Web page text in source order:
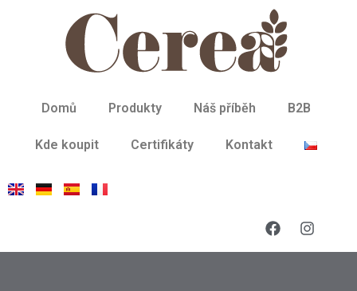
Domů Produkty Náš příběh B2B
Kde koupit Certifikáty Kontakt